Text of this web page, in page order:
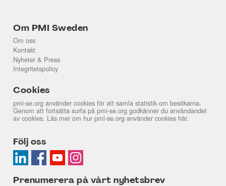
Om PMI Sweden
Om oss
Kontakt
Nyheter & Press
Integritetspolicy
Cookies
pmi-se.org använder cookies för att samla statistik om besökarna.
Genom att fortsätta surfa på pmi-se.org godkänner du användandet
av cookies. Läs mer om hur pmi-se.org använder cookies här.
Följ oss
Prenumerera på vårt nyhetsbrev